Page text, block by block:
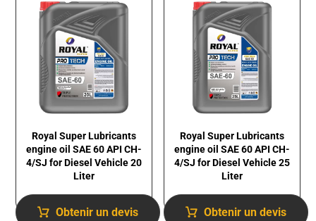
Royal Super Lubricants
engine oil SAE 60 API CH-
4/SJ for Diesel Vehicle 20
Liter
Obtenir un devis
Royal Super Lubricants
engine oil SAE 60 API CH-
4/SJ for Diesel Vehicle 25
Liter
Obtenir un devis